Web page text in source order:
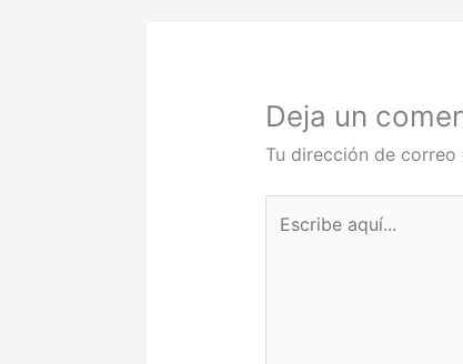
Deja un
Tu dirección de
aquí...